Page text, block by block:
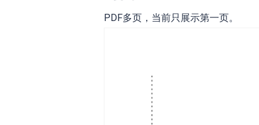
PDF多页，当前只展示第一页。